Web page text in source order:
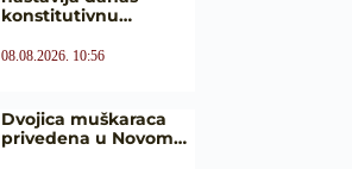
konstitutivnu…
08.08.2026. 10:56
Dvojica muškaraca
privedena u Novom…